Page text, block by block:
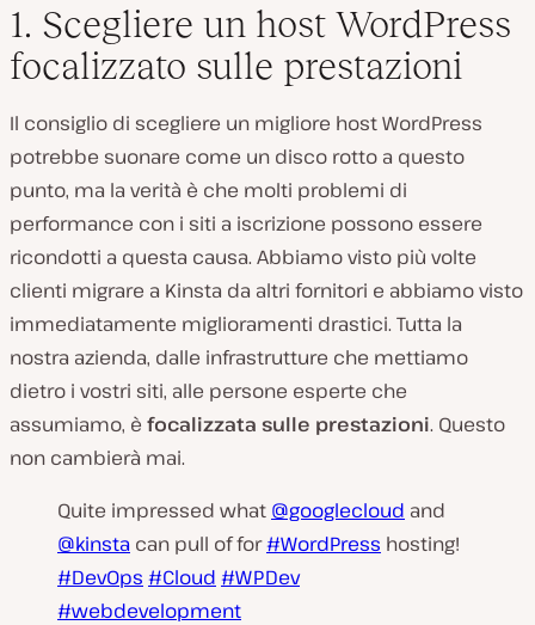
1. Scegliere un host WordPress
focalizzato sulle prestazioni
Il consiglio di scegliere un migliore host WordPress
potrebbe suonare come un disco rotto a questo
punto, ma la verità è che molti problemi di
performance con i siti a iscrizione possono essere
ricondotti a questa causa. Abbiamo visto più volte
clienti migrare a Kinsta da altri fornitori e abbiamo visto
immediatamente miglioramenti drastici. Tutta la
nostra azienda, dalle infrastrutture che mettiamo
dietro i vostri siti, alle persone esperte che
assumiamo, è focalizzata sulle prestazioni. Questo
non cambierà mai.
Quite impressed what @googlecloud and
@kinsta can pull of for#WordPress hosting!
#DevOps #Cloud #WPDev
#webdevelopment